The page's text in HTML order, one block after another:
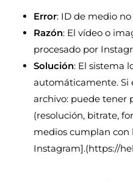
Error: ID de medio
Razón: El vídeo o
procesado por
Solución: El sistema
automáticamente. Si
archivo: puede tener
(resolución, bitrate,
medios cumplan con
Instagram].(https://